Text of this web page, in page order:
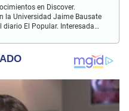
en Discover.
la Universidad Jaime Bausate
diario El Popular. Interesada
y series.